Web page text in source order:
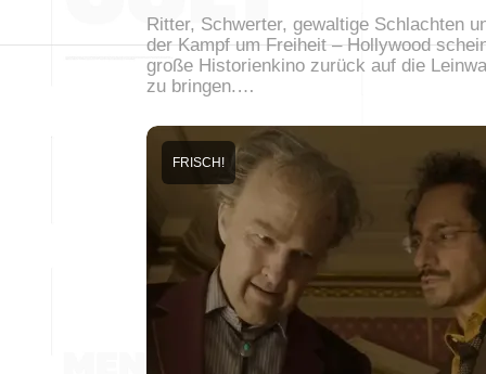
Ritter, Schwerter, gewaltige Schlachten
der Kampf um Freiheit – Hollywood
große Historienkino zurück auf die
zu bringen.…
FRISCH!